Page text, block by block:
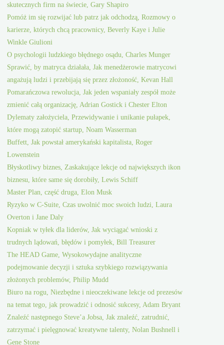
skutecznych firm na świecie, Gary Shapiro
Pomóż im się rozwijać lub patrz jak odchodzą, Rozmowy o
karierze, których chcą pracownicy, Beverly Kaye i Julie
Winkle Giulioni
O psychologii ludzkiego błędnego osądu, Charles Munger
Sprawić, by matryca działała, Jak menedżerowie matrycowi
angażują ludzi i przebijają się przez złożoność, Kevan Hall
Pomarańczowa rewolucja, Jak jeden wspaniały zespół może
zmienić całą organizację, Adrian Gostick i Chester Elton
Dylematy założyciela, Przewidywanie i unikanie pułapek,
które mogą zatopić startup, Noam Wasserman
Buffett, Jak powstał amerykański kapitalista, Roger
Lowenstein
Błyskotliwy biznes, Zaskakujące lekcje od największych ikon
biznesu, które same się dorobiły, Lewis Schiff
Master Plan, część druga, Elon Musk
Ryzyko w C-Suite, Czas uwolnić moc swoich ludzi, Laura
Overton i Jane Daly
Kopniak w tyłek dla liderów, Jak wyciągać wnioski z
trudnych lądowań, błędów i pomyłek, Bill Treasurer
The HEAD Game, Wysokowydajne analityczne
podejmowanie decyzji i sztuka szybkiego rozwiązywania
złożonych problemów, Philip Mudd
Biuro na rogu, Niezbędne i nieoczekiwane lekcje od prezesów
na temat tego, jak prowadzić i odnosić sukcesy, Adam Bryant
Znaleźć następnego Steve’a Jobsa, Jak znaleźć, zatrudnić,
zatrzymać i pielęgnować kreatywne talenty, Nolan Bushnell i
Gene Stone